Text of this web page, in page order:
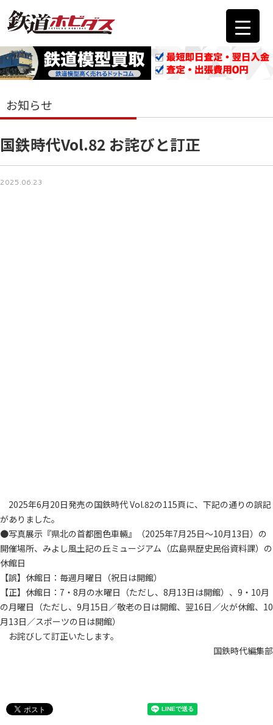
お知らせ
国鉄時代Vol.82 お詫びと訂正
2025.06.23
2025年6月20日発売の国鉄時代 Vol.82の115頁に、下記の通りの誤記
がありました。
●写真展示『県北の首都圏色車輛』（2025年7月25日～10月13日）の
開催場所、みよし風土記の丘ミュージアム（広島県歴史民俗資料課）の
休館日
【誤】休館日：毎週月曜日（祝日は開館）
【正】休館日：7・8月の水曜日（ただし、8月13日は開館）、9・10月
の月曜日（ただし、9月15日／敬老の日は開館、翌16日／火が休館、10
月13日／スポーツの日は開館）
お詫びして訂正いたします。
国鉄時代編集部